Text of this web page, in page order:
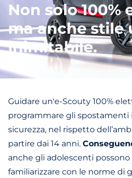
Non solo 100%
ma anche stile
inimitabile.
Guidare un'e-Scouty 100%
programmare gli spostamenti
sicurezza, nel rispetto
partire dai 14 anni.
anche gli adolescenti
familiarizzare con le norme di